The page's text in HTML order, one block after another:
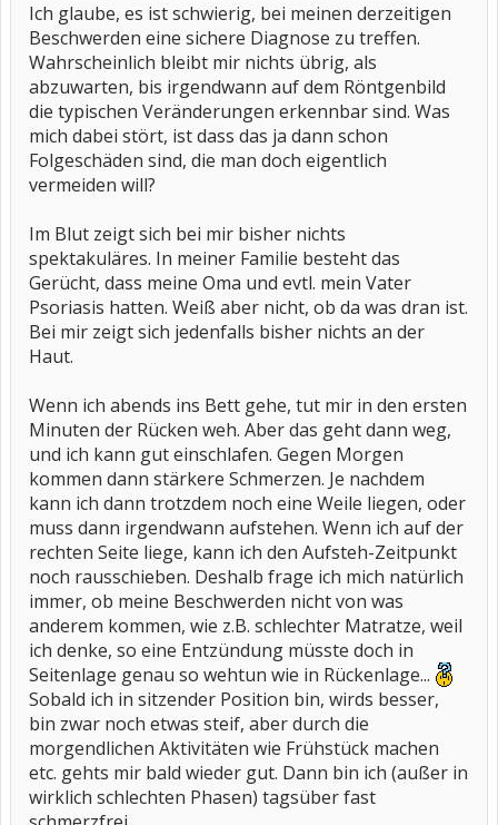
Ich glaube, es ist schwierig, bei meinen derzeitigen
Beschwerden eine sichere Diagnose zu treffen.
Wahrscheinlich bleibt mir nichts übrig, als
abzuwarten, bis irgendwann auf dem Röntgenbild
die typischen Veränderungen erkennbar sind. Was
mich dabei stört, ist dass das ja dann schon
Folgeschäden sind, die man doch eigentlich
vermeiden will?
Im Blut zeigt sich bei mir bisher nichts
spektakuläres. In meiner Familie besteht das
Gerücht, dass meine Oma und evtl. mein Vater
Psoriasis hatten. Weiß aber nicht, ob da was dran ist.
Bei mir zeigt sich jedenfalls bisher nichts an der
Haut.
Wenn ich abends ins Bett gehe, tut mir in den ersten
Minuten der Rücken weh. Aber das geht dann weg,
und ich kann gut einschlafen. Gegen Morgen
kommen dann stärkere Schmerzen. Je nachdem
kann ich dann trotzdem noch eine Weile liegen, oder
muss dann irgendwann aufstehen. Wenn ich auf der
rechten Seite liege, kann ich den Aufsteh-Zeitpunkt
noch rausschieben. Deshalb frage ich mich natürlich
immer, ob meine Beschwerden nicht von was
anderem kommen, wie z.B. schlechter Matratze, weil
ich denke, so eine Entzündung müsste doch in
Seitenlage genau so wehtun wie in Rückenlage...
Sobald ich in sitzender Position bin, wirds besser,
bin zwar noch etwas steif, aber durch die
morgendlichen Aktivitäten wie Frühstück machen
etc. gehts mir bald wieder gut. Dann bin ich (außer in
wirklich schlechten Phasen) tagsüber fast